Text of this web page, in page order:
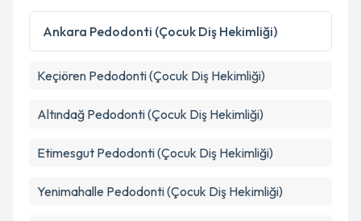
Ankara Pedodonti (Çocuk Diş Hekimliği)
Keçiören Pedodonti (Çocuk Diş Hekimliği)
Altındağ Pedodonti (Çocuk Diş Hekimliği)
Etimesgut Pedodonti (Çocuk Diş Hekimliği)
Yenimahalle Pedodonti (Çocuk Diş Hekimliği)